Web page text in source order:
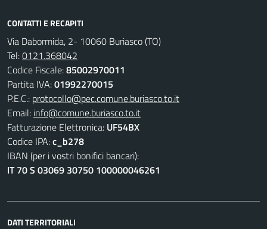
CONTATTI E RECAPITI
Via Dabormida, 2- 10060 Buriasco (TO)
Tel:0121.368042
Codice Fiscale:85002970011
Partita IVA:01992270015
P.E.C.: protocollo@pec.comune.buriasco.to.it
Email: info@comune.buriasco.to.it
Fatturazione Elettronica: UF54BX
Codice IPA:c_b278
IBAN (per i vostri bonifici bancari):
IT 70 S 03069 30750 100000046261
DATI TERRITORIALI